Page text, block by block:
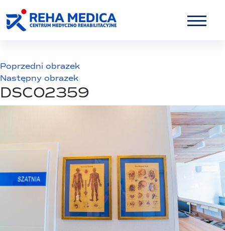
Poprzedni obrazek
Następny obrazek
DSC02359